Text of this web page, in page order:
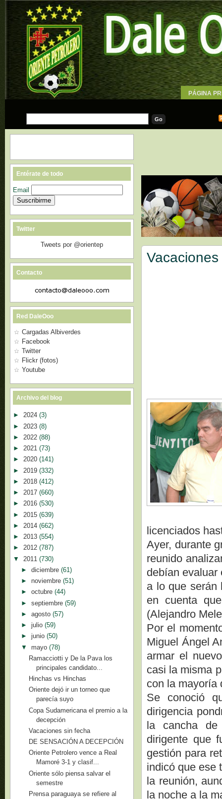
PÁGINA
licenciados
Ayer, durante
reunido
debían evaluar
a lo que serán
en cuenta
(Alejandro
Por el
Miguel Ángel
armar el
casi la misma
con la mayoría
Se conoció
dirigencia
la cancha de
dirigente que
gestión para
indicó que ese
la reunión,
la noche a la
Entérate de todo
Email
Twitter
Tweets por @orientep
Contacto
Red DaleOoo
Cargadas Albiverdes
Facebook
Twitter
Flickr (fotos)
Youtube
Archivo del blog
► 2024 (3)
► 2023 (8)
► 2022 (88)
► 2021 (73)
► 2020 (141)
► 2019 (332)
► 2018 (412)
► 2017 (660)
► 2016 (530)
► 2015 (639)
► 2014 (662)
► 2013 (554)
► 2012 (787)
▼ 2011 (730)
► diciembre (61)
► noviembre (51)
► octubre (44)
► septiembre (59)
► agosto (57)
► julio (59)
► junio (50)
▼ mayo (78)
Ramacciotti y De la Pava los
principales candidato...
Hinchas vs Hinchas
Oriente dejó ir un torneo que
parecía suyo
Copa Sudamericana el premio a la
decepción
Vacaciones sin fecha
DE SENSACIÓN A DECEPCIÓN
Oriente Petrolero vence a Real
Mamoré 3-1 y clasif...
Oriente sólo piensa salvar el
semestre
Prensa paraguaya se refiere al